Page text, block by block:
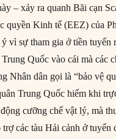
– xảy ra quanh Bãi cạn
quyền Kinh tế (EEZ) của
ý vì sự tham gia ở tiền tuyến
Quốc vào cái mà các
Nhân dân gọi là “bảo vệ
Trung Quốc hiếm khi
cưỡng chế vật lý, mà
trợ các tàu Hải cảnh ở tuyến